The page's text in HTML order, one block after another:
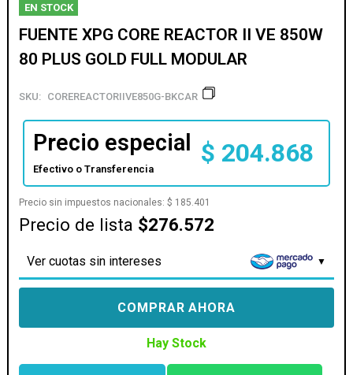
EN STOCK
FUENTE XPG CORE REACTOR II VE 850W
80 PLUS GOLD FULL MODULAR
SKU: COREREACTORIIVE850G-BKCAR
Precio especial
Efectivo o Transferencia
$ 204.868
Precio sin impuestos nacionales:$ 185.401
Precio de lista $276.572
Ver cuotas sin intereses
COMPRAR AHORA
Hay Stock